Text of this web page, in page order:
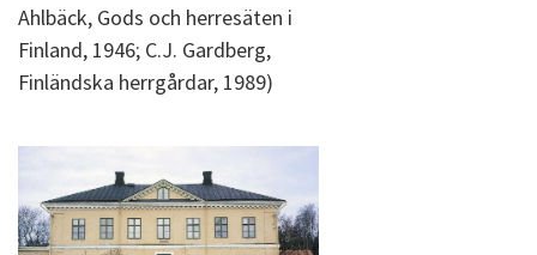
Ahlbäck, Gods och herresäten i
Finland, 1946; C.J. Gardberg,
Finländska herrgårdar, 1989)